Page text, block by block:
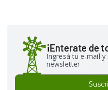
¡Enterate de
Ingresá tu e-mail
newsletter